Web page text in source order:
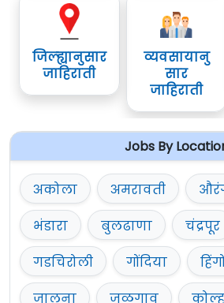
जिल्ह्यानुसार
जाहिराती
व्यवसायानु
सार
जाहिराती
Jobs By
अकोला अमरावती
भंडारा
बुलढाणा चंद्रपूर
गडचिरोली
गोंदिया
जालना
जळगाव